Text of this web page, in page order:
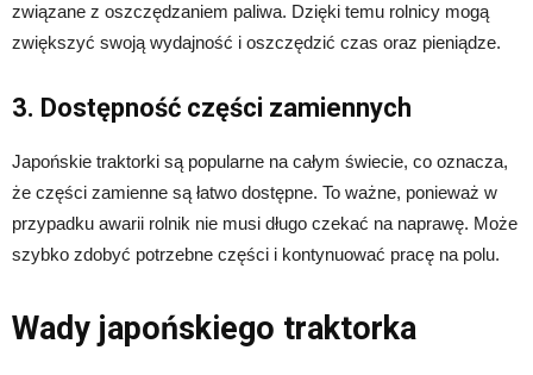
związane z oszczędzaniem paliwa. Dzięki temu rolnicy mogą
zwiększyć swoją wydajność i oszczędzić czas oraz pieniądze.
3. Dostępność części zamiennych
Japońskie traktorki są popularne na całym świecie, co oznacza,
że części zamienne są łatwo dostępne. To ważne, ponieważ w
przypadku awarii rolnik nie musi długo czekać na naprawę. Może
szybko zdobyć potrzebne części i kontynuować pracę na polu.
Wady japońskiego traktorka